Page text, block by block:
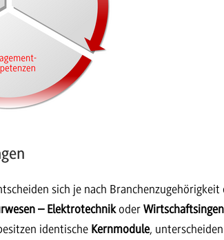
sich je nach
– Elektrotechnikoder
identische Kernmodule,